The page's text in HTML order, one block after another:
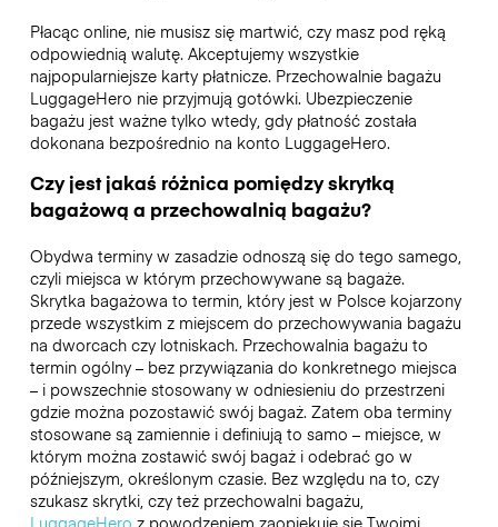
Płacąc online, nie musisz się martwić, czy masz pod ręką
odpowiednią walutę. Akceptujemy wszystkie
najpopularniejsze karty płatnicze. Przechowalnie bagażu
LuggageHero nie przyjmują gotówki. Ubezpieczenie
bagażu jest ważne tylko wtedy, gdy płatność została
dokonana bezpośrednio na konto LuggageHero.
Czy jest jakaś różnica pomiędzy skrytką
bagażową a przechowalnią bagażu?
Obydwa terminy w zasadzie odnoszą się do tego samego,
czyli miejsca w którym przechowywane są bagaże.
Skrytka bagażowa to termin, który jest w Polsce kojarzony
przede wszystkim z miejscem do przechowywania bagażu
na dworcach czy lotniskach. Przechowalnia bagażu to
termin ogólny – bez przywiązania do konkretnego miejsca
– i powszechnie stosowany w odniesieniu do przestrzeni
gdzie można pozostawić swój bagaż. Zatem oba terminy
stosowane są zamiennie i definiują to samo – miejsce, w
którym można zostawić swój bagaż i odebrać go w
późniejszym, określonym czasie. Bez względu na to, czy
szukasz skrytki, czy też przechowalni bagażu,